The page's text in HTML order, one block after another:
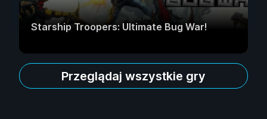
Starship Troopers: Ultimate Bug War!
Przeglądaj wszystkie gry